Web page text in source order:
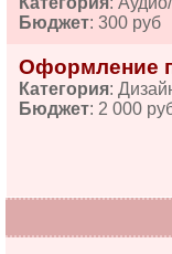
Бюджет: 300 руб
Оформление
Категория:
Бюджет: 2 000